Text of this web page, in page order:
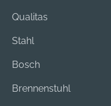
Qualitas
Stahl
Bosch
Brennenstuhl